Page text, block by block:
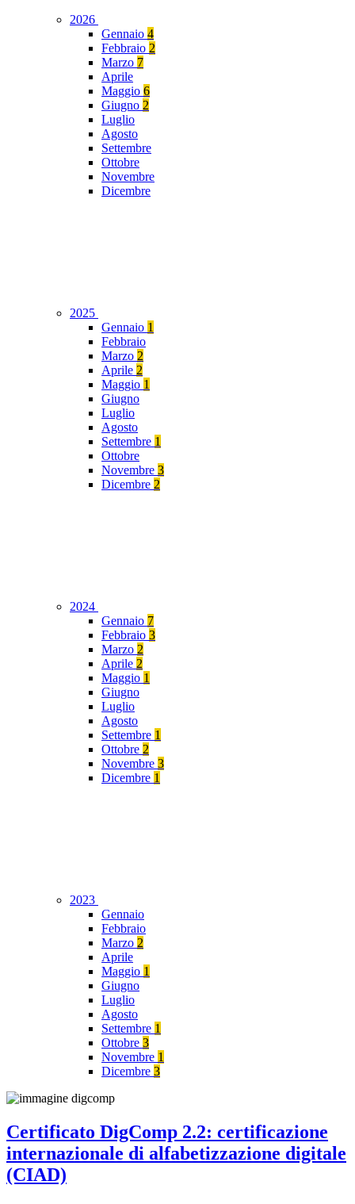
2026
Gennaio 4
Febbraio 2
Marzo 7
Aprile
Maggio 6
Giugno 2
Luglio
Agosto
Settembre
Ottobre
Novembre
Dicembre
2025
Gennaio 1
Febbraio
Marzo 2
Aprile 2
Maggio 1
Giugno
Luglio
Agosto
Settembre 1
Ottobre
Novembre 3
Dicembre 2
2024
Gennaio 7
Febbraio 3
Marzo 2
Aprile 2
Maggio 1
Giugno
Luglio
Agosto
Settembre 1
Ottobre 2
Novembre 3
Dicembre 1
2023
Gennaio
Febbraio
Marzo 2
Aprile
Maggio 1
Giugno
Luglio
Agosto
Settembre 1
Ottobre 3
Novembre 1
Dicembre 3
Certificato DigComp 2.2: certificazione
internazionale di alfabetizzazione digitale
(CIAD)